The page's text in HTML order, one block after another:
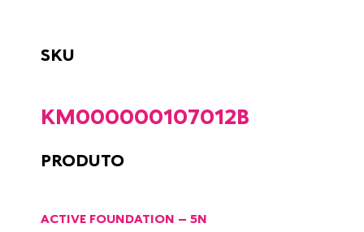
SKU
KM000000107012B
PRODUTO
ACTIVE FOUNDATION – 5N